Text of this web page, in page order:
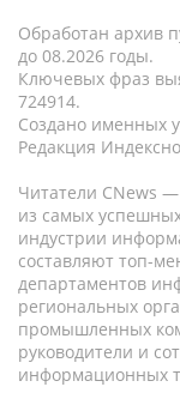
Обработан архив
до 08.2026 годы.
Ключевых фраз
724914.
Создано именных
Редакция
Читатели CNews
из самых
индустрии
составляют топ-
департаментов
региональных
промышленных
руководители и
информационных